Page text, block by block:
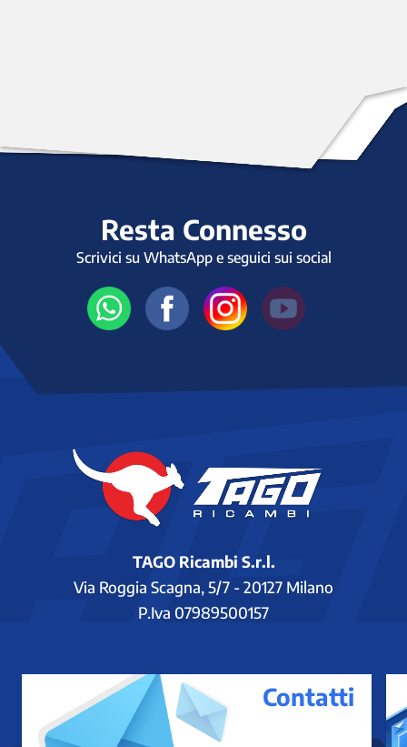
Resta Connesso
Scrivici su WhatsApp e seguici sui social
TAGO Ricambi S.r.l.
Via Roggia Scagna, 5/7 - 20127 Milano
P.Iva 07989500157
Contatti